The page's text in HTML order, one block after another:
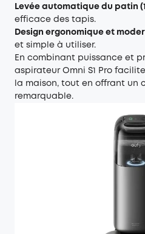
Levée automatique du patin
efficace des tapis.
Design ergonomique et
et simple à utiliser.
En combinant puissance et
aspirateur Omni S1 Pro
la maison, tout en offrant un
remarquable.